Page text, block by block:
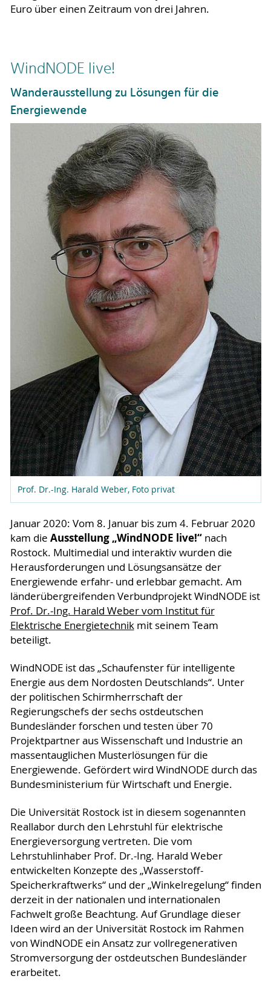
Euro über einen Zeitraum von drei Jahren.
WindNODE live!
Wanderausstellung zu Lösungen für die
Energiewende
Prof. Dr.-Ing. Harald Weber, Foto privat
Januar 2020: Vom 8. Januar bis zum 4. Februar 2020
kam die Ausstellung „WindNODE live!“nach
Rostock. Multimedial und interaktiv wurden die
Herausforderungen und Lösungsansätze der
Energiewende erfahr- und erlebbar gemacht. Am
länderübergreifenden Verbundprojekt WindNODE ist
Prof. Dr.-Ing. Harald Weber vom Institut für
Elektrische Energietechnikmit seinem Team
beteiligt.
WindNODE ist das „Schaufenster für intelligente
Energie aus dem Nordosten Deutschlands“. Unter
der politischen Schirmherrschaft der
Regierungschefs der sechs ostdeutschen
Bundesländer forschen und testen über 70
Projektpartner aus Wissenschaft und Industrie an
massentauglichen Musterlösungen für die
Energiewende. Gefördert wird WindNODE durch das
Bundesministerium für Wirtschaft und Energie.
Die Universität Rostock ist in diesem sogenannten
Reallabor durch den Lehrstuhl für elektrische
Energieversorgung vertreten. Die vom
Lehrstuhlinhaber Prof. Dr.-Ing. Harald Weber
entwickelten Konzepte des „Wasserstoff-
Speicherkraftwerks“ und der „Winkelregelung“ finden
derzeit in der nationalen und internationalen
Fachwelt große Beachtung. Auf Grundlage dieser
Ideen wird an der Universität Rostock im Rahmen
von WindNODE ein Ansatz zur vollregenerativen
Stromversorgung der ostdeutschen Bundesländer
erarbeitet.